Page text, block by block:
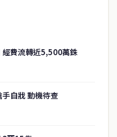
費流轉近5,500萬銖
自戕 動機待查